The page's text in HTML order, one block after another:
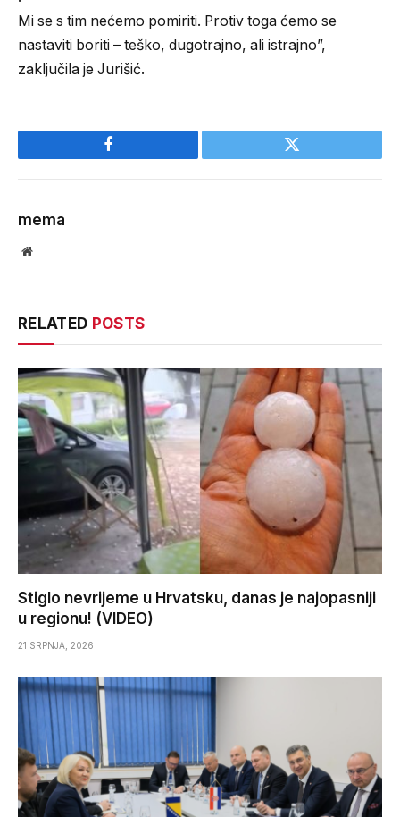
Mi se s tim nećemo pomiriti. Protiv toga ćemo se
nastaviti boriti – teško, dugotrajno, ali istrajno”,
zaključila je Jurišić.
Facebook Twitter
mema
Website
RELATED POSTS
Stiglo nevrijeme u Hrvatsku, danas je najopasniji
u regionu! (VIDEO)
21 SRPNJA, 2026